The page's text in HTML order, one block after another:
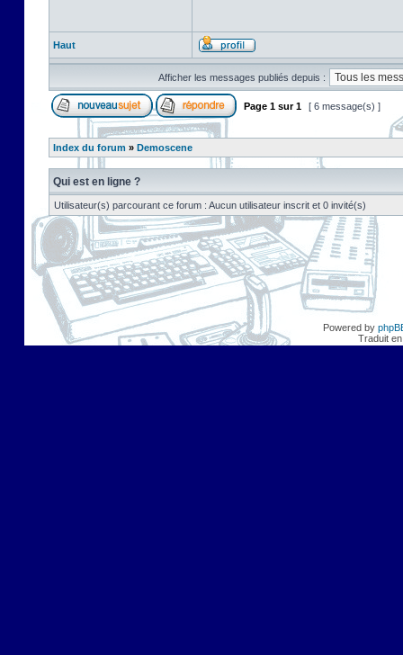
Haut
Afficher les messages publiés depuis :
Page 1 sur1 [ 6 message(s) ]
Index du forum » Demoscene
Qui est en ligne ?
Utilisateur(s) parcourant ce forum : Aucun utilisateur inscrit et 0 invité(s)
Powered by
Traduit